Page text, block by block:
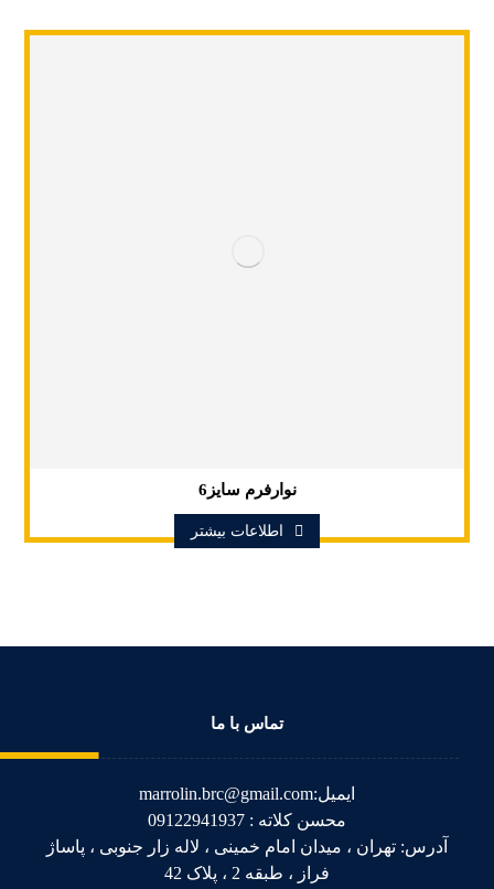
نوارفرم سایز6
اطلاعات بیشتر
تماس با ما
ایمیل:marrolin.brc@gmail.com
محسن کلاته : 09122941937
آدرس: تهران ، میدان امام خمینی ، لاله زار جنوبی ، پاساژ
فراز ، طبقه 2 ، پلاک 42